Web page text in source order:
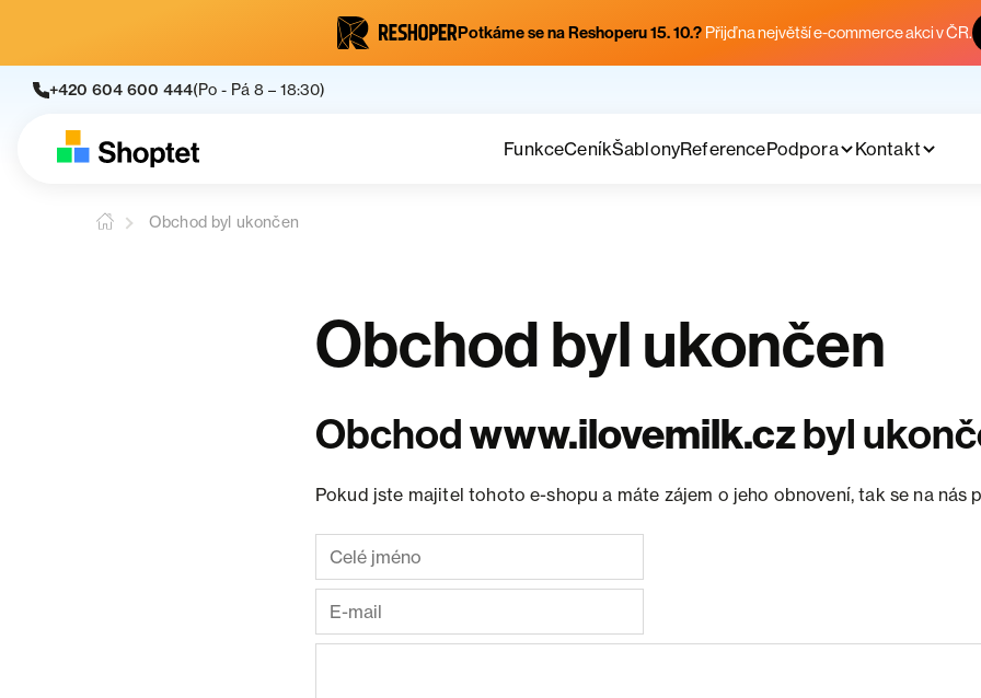
Potkáme se na Reshoperu 15. 10.? Přijď na největší e-commerce akci v ČR.
+420 604 600 444(Po - Pá 8 – 18:30)
FunkceCeníkŠablonyReferencePodpora Kontakt
Obchod byl ukončen
Obchod byl ukončen
Obchodwww.ilovemilk.czbyl
Pokud jste majitel tohoto e-shopu a máte zájem o jeho obnovení, tak se na nás